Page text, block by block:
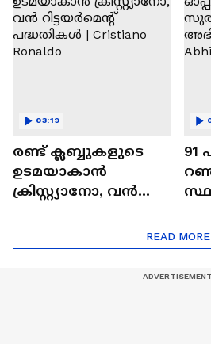
Ajit
രണ്ട്‌ ക്ലബ്ബുകളുടെ
ഉടമയാകാന്‍
ക്രിസ്റ്റ്യാനോ, വന്‍
പദ്ധതികള്‍ | Cristiano
Ronaldo
03:19
91
READ MORE